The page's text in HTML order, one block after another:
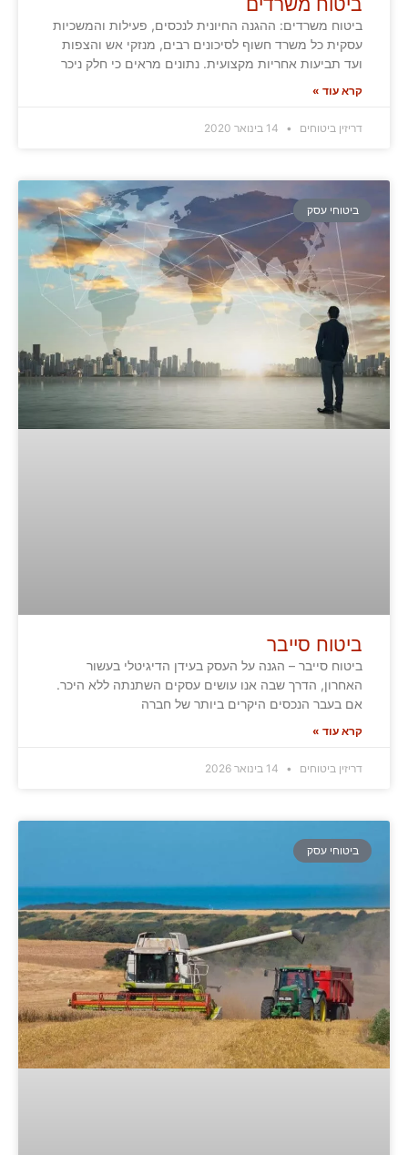
ביטוח משרדים: ההגנה החיונית לנכסים, פעילות והמשכיות
עסקית כל משרד חשוף לסיכונים רבים, מנזקי אש והצפות
ועד תביעות אחריות מקצועית. נתונים מראים כי חלק ניכר
קרא עוד »
דריזין ביטוחים
ביטוחי עסק
ביטוח סייבר
ביטוח סייבר – הגנה על העסק בעידן הדיגיטלי בעשור
האחרון, הדרך שבה אנו עושים עסקים השתנתה ללא היכר.
אם בעבר הנכסים היקרים ביותר של חברה
קרא עוד »
דריזין ביטוחים
ביטוחי עסק